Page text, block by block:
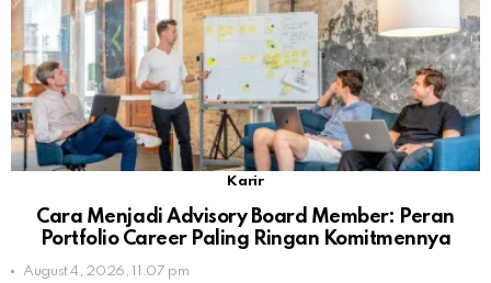
Karir
Cara Menjadi Advisory Board Member: Peran
Portfolio Career Paling Ringan Komitmennya
August 4, 2026, 11:07 pm